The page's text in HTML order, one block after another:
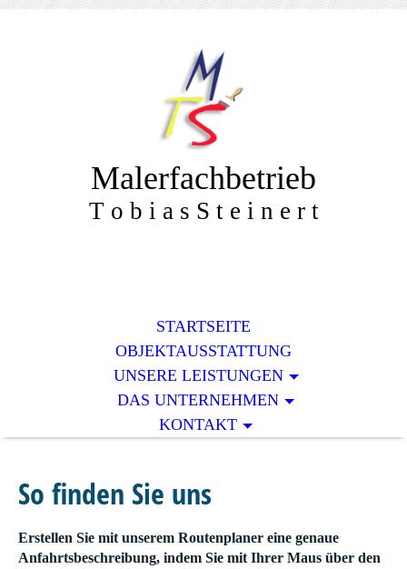
Malerfachbetrieb
T o b i a s S t e i n e r t
STARTSEITE
OBJEKTAUSSTATTUNG
UNSERE LEISTUNGEN
DAS UNTERNEHMEN
KONTAKT
So finden Sie uns
Erstellen Sie mit unserem Routenplaner eine genaue
Anfahrtsbeschreibung, indem Sie mit Ihrer Maus über den